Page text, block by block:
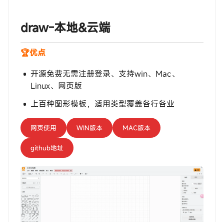
‎‎‎‎‎‎‎ㅤdraw-本地&云端
🏆优点
开源免费无需注册登录、支持win、Mac、
Linux、网页版
上百种图形模板，适用类型覆盖各行各业
网页使用 WIN版本 MAC版本
github地址